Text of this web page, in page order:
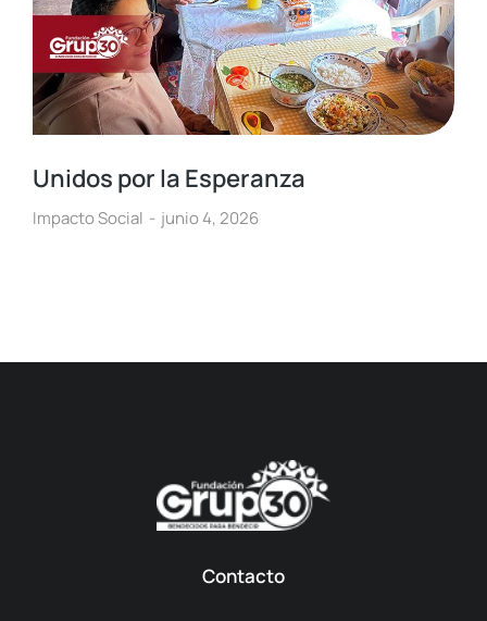
Unidos por la Esperanza
Impacto Social junio 4, 2026
Contacto